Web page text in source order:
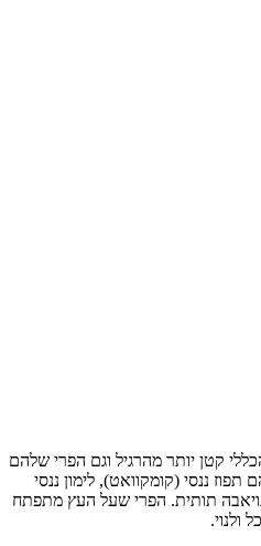
קטן יותר מהרגיל וגם הפרי שלהם
ננסי (קומקוואט), לימון ננסי
תותית. הפרי שעל העץ מתפתח
ולנוי.